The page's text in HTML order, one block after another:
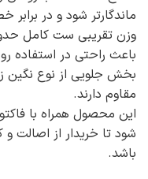
ماندگارتر شود و در
باعث راحتی در استفاده
بخش جلویی از نوع نگین
مقاوم دارند.
این محصول همراه با
شود تا خریدار از اصالت
باشد.